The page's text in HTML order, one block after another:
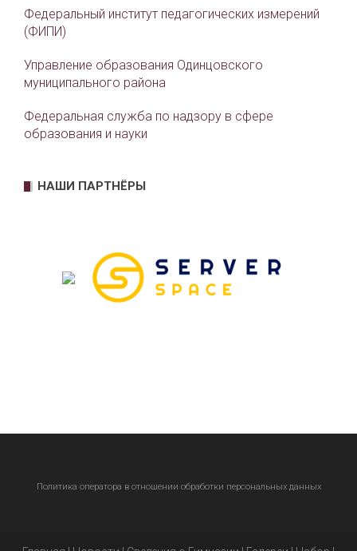
Федеральный институт педагогических измерений
(ФИПИ)
Управление образования Одинцовского
муниципального района
Федеральная служба по надзору в сфере
образования и науки
НАШИ ПАРТНЁРЫ
Политика оператора в отношении обработки персональных данных